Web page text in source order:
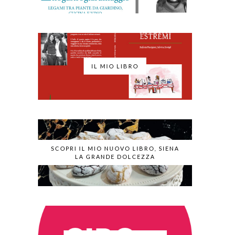
IL MIO LIBRO
SCOPRI IL MIO NUOVO LIBRO, SIENA
LA GRANDE DOLCEZZA